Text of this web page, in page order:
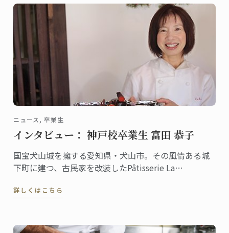
ニュース, 卒業生
インタビュー： 神戸校卒業生 富田 恭子
国宝犬山城を擁する愛知県・犬山市。その風情ある城
下町に建つ、古民家を改装したPâtisserie La
営業にもかかわらず常連客に加えて県外からもファン
詳しくはこちら